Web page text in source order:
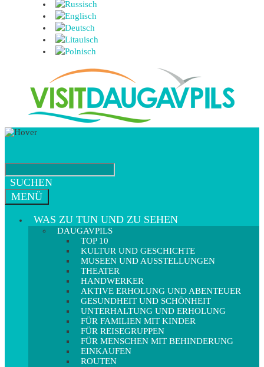
SUCHEN
MENÜ
WAS ZU TUN UND ZU SEHEN
DAUGAVPILS
TOP 10
KULTUR UND GESCHICHTE
MUSEEN UND AUSSTELLUNGEN
THEATER
HANDWERKER
AKTIVE ERHOLUNG UND ABENTEUER
GESUNDHEIT UND SCHÖNHEIT
UNTERHALTUNG UND ERHOLUNG
FÜR FAMILIEN MIT KINDER
FÜR REISEGRUPPEN
FÜR MENSCHEN MIT BEHINDERUNG
EINKAUFEN
ROUTEN